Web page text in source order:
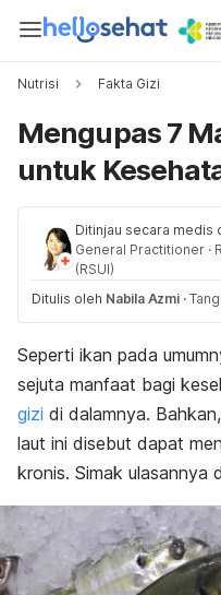
Nutrisi Fakta Gizi
Mengupas 7
untuk
Ditinjau secara medis
General Practitioner ·
(RSUI)
Ditulis oleh Nabila Azmi ·
Seperti ikan pada
sejuta manfaat bagi
gizi di dalamnya.
laut ini disebut dapat
kronis. Simak ulasannya